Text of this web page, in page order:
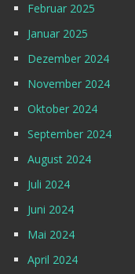
Februar 2025
Januar 2025
Dezember 2024
November 2024
Oktober 2024
September 2024
August 2024
Juli 2024
Juni 2024
Mai 2024
April 2024